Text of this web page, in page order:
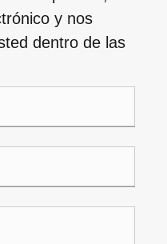
y nos
dentro de las